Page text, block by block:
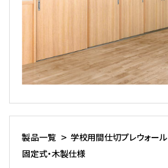
製品一覧
学校用間仕切プレウォール
固定式・木製仕様